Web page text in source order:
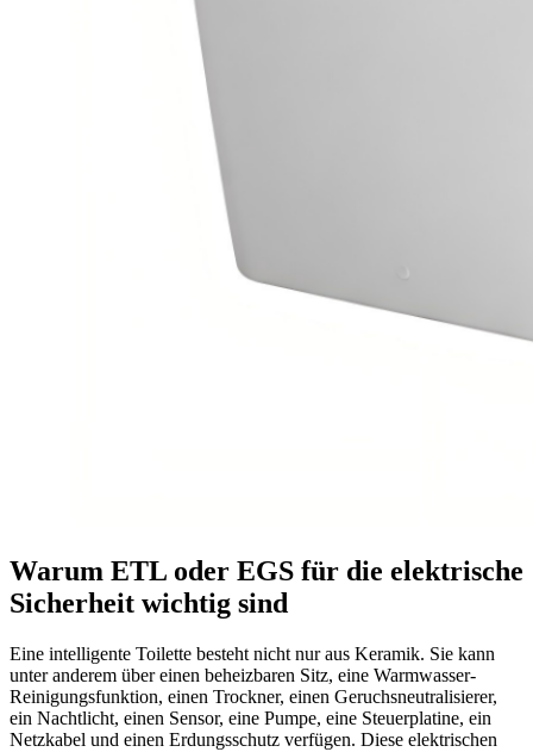
Warum ETL oder EGS für die elektrische
Sicherheit wichtig sind
Eine intelligente Toilette besteht nicht nur aus Keramik. Sie kann
unter anderem über einen beheizbaren Sitz, eine Warmwasser-
Reinigungsfunktion, einen Trockner, einen Geruchsneutralisierer,
ein Nachtlicht, einen Sensor, eine Pumpe, eine Steuerplatine, ein
Netzkabel und einen Erdungsschutz verfügen. Diese elektrischen